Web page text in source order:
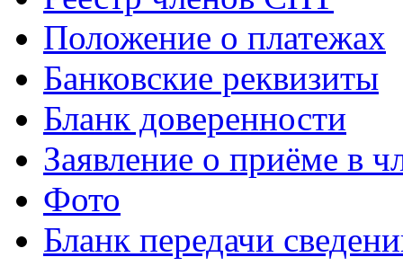
Положение о платежах
Банковские реквизиты
Бланк доверенности
Заявление о приёме в
Фото
Бланк передачи